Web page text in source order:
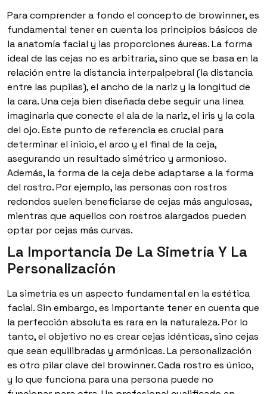
Para comprender a fondo el concepto de browinner, es
fundamental tener en cuenta los principios básicos de
la anatomía facial y las proporciones áureas. La forma
ideal de las cejas no es arbitraria, sino que se basa en la
relación entre la distancia interpalpebral (la distancia
entre las pupilas), el ancho de la nariz y la longitud de
la cara. Una ceja bien diseñada debe seguir una línea
imaginaria que conecte el ala de la nariz, el iris y la cola
del ojo. Este punto de referencia es crucial para
determinar el inicio, el arco y el final de la ceja,
asegurando un resultado simétrico y armonioso.
Además, la forma de la ceja debe adaptarse a la forma
del rostro. Por ejemplo, las personas con rostros
redondos suelen beneficiarse de cejas más angulosas,
mientras que aquellos con rostros alargados pueden
optar por cejas más curvas.
La Importancia De La Simetría Y La
Personalización
La simetría es un aspecto fundamental en la estética
facial. Sin embargo, es importante tener en cuenta que
la perfección absoluta es rara en la naturaleza. Por lo
tanto, el objetivo no es crear cejas idénticas, sino cejas
que sean equilibradas y armónicas. La personalización
es otro pilar clave del browinner. Cada rostro es único,
y lo que funciona para una persona puede no